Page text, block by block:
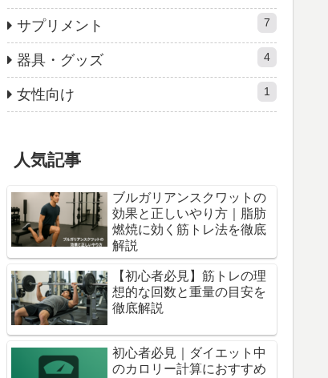
サプリメント 7
器具・グッズ 4
女性向け 1
人気記事
ブルガリアンスクワットの
効果と正しいやり方｜脂肪
燃焼に効く筋トレ法を徹底
解説
【初心者必見】筋トレの理
想的な回数と重量の目安を
徹底解説
初心者必見｜ダイエット中
のカロリー計算におすすめ